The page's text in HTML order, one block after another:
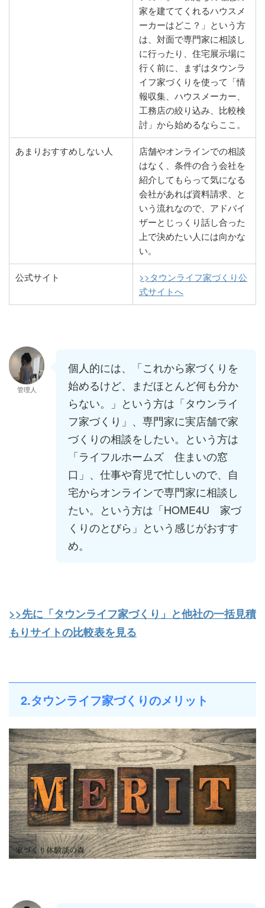
家を建ててくれるハウスメ
ーカーはどこ？」という方
は、対面で専門家に相談し
に行ったり、住宅展示場に
行く前に、まずはタウンラ
イフ家づくりを使って「情
報収集、ハウスメーカー、
工務店の絞り込み、比較検
討」から始めるならここ。
あまりおすすめしない人
店舗やオンラインでの相談
はなく、条件の合う会社を
紹介してもらって気になる
会社があれば資料請求、と
いう流れなので、アドバイ
ザーとじっくり話し合った
上で決めたい人には向かな
い。
公式サイト
>>タウンライフ家づくり公
式サイトへ
管理人
個人的には、「これから家づくりを
始めるけど、まだほとんど何も分か
らない。」という方は「タウンライ
フ家づくり」、専門家に実店舗で家
づくりの相談をしたい。という方は
「ライフルホームズ 住まいの窓
口」、仕事や育児で忙しいので、自
宅からオンラインで専門家に相談し
たい。という方は「HOME4U 家づ
くりのとびら」という感じがおすす
め。
>>先に 「タウンライフ家づくり」と他社の一括見積
もりサイトの比較表を見る
2.タウンライフ家づくりのメリット